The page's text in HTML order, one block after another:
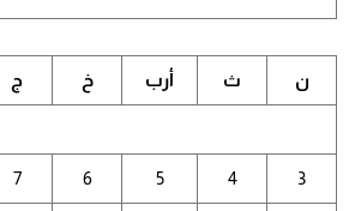
ن ث أرب خ ج
3
4
5
6
7